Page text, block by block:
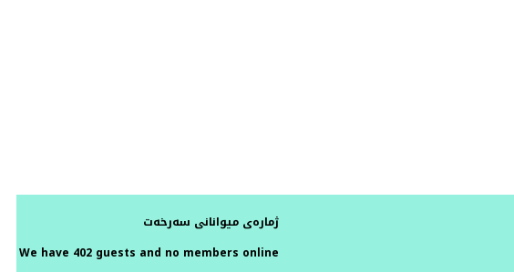
ژمارەی میوانانی سەرخەت
We have 402 guests and no members online